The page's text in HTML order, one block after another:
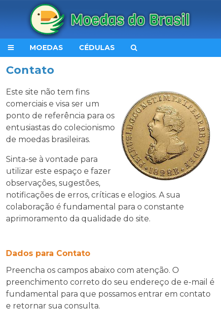
MOEDAS CÉDULAS
Contato
Este site não tem fins
comerciais e visa ser um
ponto de referência para os
entusiastas do colecionismo
de moedas brasileiras.
Sinta-se à vontade para
utilizar este espaço e fazer
observações, sugestões,
notificações de erros, críticas e elogios. A sua
colaboração é fundamental para o constante
aprimoramento da qualidade do site.
Dados para Contato
Preencha os campos abaixo com atenção. O
preenchimento correto do seu endereço de e-mail é
fundamental para que possamos entrar em contato
e retornar sua consulta.